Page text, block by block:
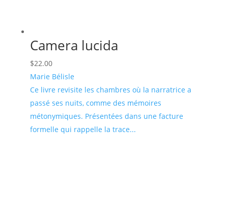
Camera lucida
$22.00
Marie Bélisle
Ce livre revisite les chambres où la narratrice a
passé ses nuits, comme des mémoires
métonymiques. Présentées dans une facture
formelle qui rappelle la trace...